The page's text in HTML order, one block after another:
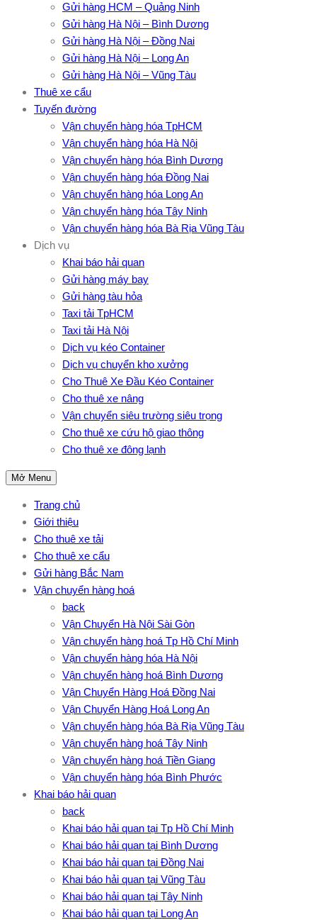
Gửi hàng HCM – Quảng Ninh
Gửi hàng Hà Nội – Bình Dương
Gửi hàng Hà Nội – Đồng Nai
Gửi hàng Hà Nội – Long An
Gửi hàng Hà Nội – Vũng Tàu
Thuê xe cẩu
Tuyến đường
Vận chuyển hàng hóa TpHCM
Vận chuyển hàng hóa Hà Nội
Vận chuyển hàng hóa Bình Dương
Vận chuyển hàng hóa Đồng Nai
Vận chuyển hàng hóa Long An
Vận chuyển hàng hóa Tây Ninh
Vận chuyển hàng hóa Bà Rịa Vũng Tàu
Dịch vụ
Khai báo hải quan
Gửi hàng máy bay
Gửi hàng tàu hỏa
Taxi tải TpHCM
Taxi tải Hà Nội
Dịch vụ kéo Container
Dịch vụ chuyển kho xưởng
Cho Thuê Xe Đầu Kéo Container
Cho thuê xe nâng
Vận chuyển siêu trường siêu trọng
Cho thuê xe cứu hộ giao thông
Cho thuê xe đông lạnh
Mở Menu
Trang chủ
Giới thiệu
Cho thuê xe tải
Cho thuê xe cẩu
Gửi hàng Bắc Nam
Vận chuyển hàng hoá
back
Vận Chuyển Hà Nội Sài Gòn
Vận chuyển hàng hoá Tp Hồ Chí Minh
Vận chuyển hàng hóa Hà Nội
Vận chuyển hàng hoá Bình Dương
Vận Chuyển Hàng Hoá Đồng Nai
Vận Chuyển Hàng Hoá Long An
Vận chuyển hàng hóa Bà Rịa Vũng Tàu
Vận chuyển hàng hoá Tây Ninh
Vận chuyển hàng hoá Tiền Giang
Vận chuyển hàng hóa Bình Phước
Khai báo hải quan
back
Khai báo hải quan tại Tp Hồ Chí Minh
Khai báo hải quan tại Bình Dương
Khai báo hải quan tại Đồng Nai
Khai báo hải quan tại Vũng Tàu
Khai báo hải quan tại Tây Ninh
Khai báo hải quan tại Long An